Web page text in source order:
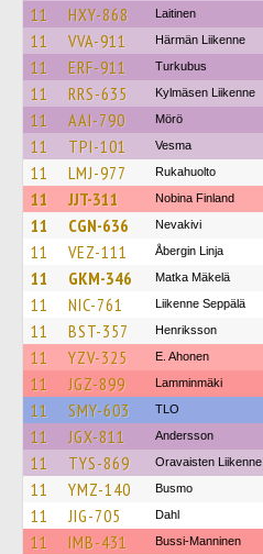
11 HXY-868 Laitinen
11 VVA-911 Härmän Liikenne
11 ERF-911 Turkubus
11 RRS-635 Kylmäsen Liikenne
11 AAI-790 Mörö
11 TPI-101 Vesma
11 LMJ-977 Rukahuolto
11 JJT-311 Nobina Finland
11 CGN-636 Nevakivi
11 VEZ-111 Åbergin Linja
11 GKM-346 Matka Mäkelä
11 NIC-761 Liikenne Seppälä
11 BST-357 Henriksson
11 YZV-325 E. Ahonen
11 JGZ-899 Lamminmäki
11 SMY-603 TLO
11 JGX-811 Andersson
11 TYS-869 Oravaisten Liikenne
11 YMZ-140 Busmo
11 JIG-705 Dahl
11 IMB-431 Bussi-Manninen